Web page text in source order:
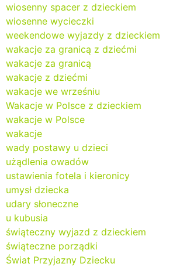
wiosenny spacer z dzieckiem
wiosenne wycieczki
weekendowe wyjazdy z dzieckiem
wakacje za granicą z dziećmi
wakacje za granicą
wakacje z dziećmi
wakacje we wrześniu
Wakacje w Polsce z dzieckiem
wakacje w Polsce
wakacje
wady postawy u dzieci
użądlenia owadów
ustawienia fotela i kieronicy
umysł dziecka
udary słoneczne
u kubusia
świąteczny wyjazd z dzieckiem
świąteczne porządki
Świat Przyjazny Dziecku